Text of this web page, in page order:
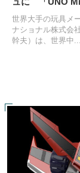
世界大手の玩具メ
ナショナル株式会
幹夫）は、世界中...